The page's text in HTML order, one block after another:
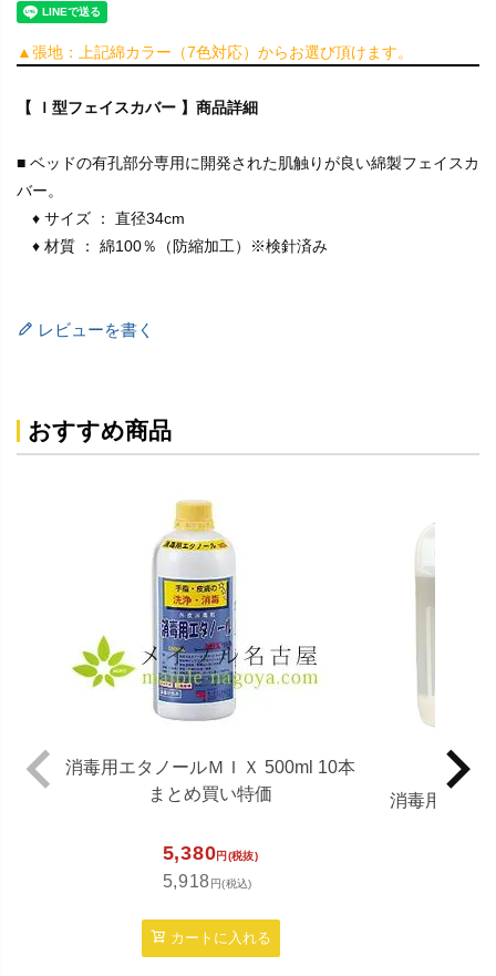
▲張地：上記綿カラー（7色対応）からお選び頂けます。
【 Ｉ型フェイスカバー 】商品詳細
■ ベッドの有孔部分専用に開発された肌触りが良い綿製フェイスカ
バー。
♦ サイズ ： 直径34cm
♦ 材質 ： 綿100％（防縮加工）※検針済み
レビューを書く
おすすめ商品
消毒用エタノールＭＩＸ 500ml 10本
まとめ買い特価
5,380円(税抜)
5,918円(税込)
カートに入れる
消毒用エタ